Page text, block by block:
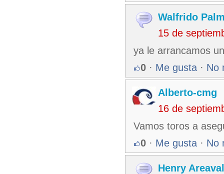
Walfrido
15 de
ya le arrancamos
0 · Me gusta · No
Alberto-cmg
16 de
Vamos toros a
0 · Me gusta · No
Henry